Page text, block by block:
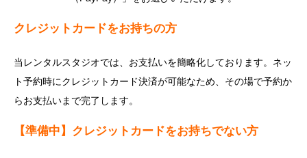
クレジットカードをお持ちの方
当レンタルスタジオでは、お支払いを簡略化しております。ネッ
ト予約時にクレジットカード決済が可能なため、その場で予約か
らお支払いまで完了します。
【準備中】クレジットカードをお持ちでない方